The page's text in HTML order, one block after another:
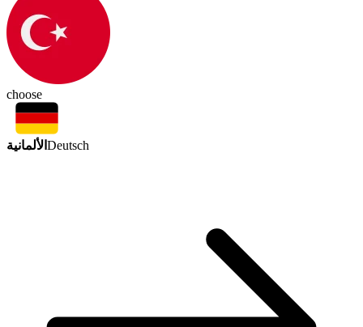
choose
الألمانية Deutsch